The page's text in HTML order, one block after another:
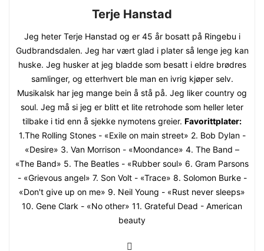
Terje Hanstad
Jeg heter Terje Hanstad og er 45 år bosatt på Ringebu i
Gudbrandsdalen. Jeg har vært glad i plater så lenge jeg kan
huske. Jeg husker at jeg bladde som besatt i eldre brødres
samlinger, og etterhvert ble man en ivrig kjøper selv.
Musikalsk har jeg mange bein å stå på. Jeg liker country og
soul. Jeg må si jeg er blitt et lite retrohode som heller leter
tilbake i tid enn å sjekke nymotens greier. Favorittplater:
1.The Rolling Stones - «Exile on main street» 2. Bob Dylan -
«Desire» 3. Van Morrison - «Moondance» 4. The Band –
«The Band» 5. The Beatles - «Rubber soul» 6. Gram Parsons
- «Grievous angel» 7. Son Volt - «Trace» 8. Solomon Burke -
«Don't give up on me» 9. Neil Young - «Rust never sleeps»
10. Gene Clark - «No other» 11. Grateful Dead - American
beauty